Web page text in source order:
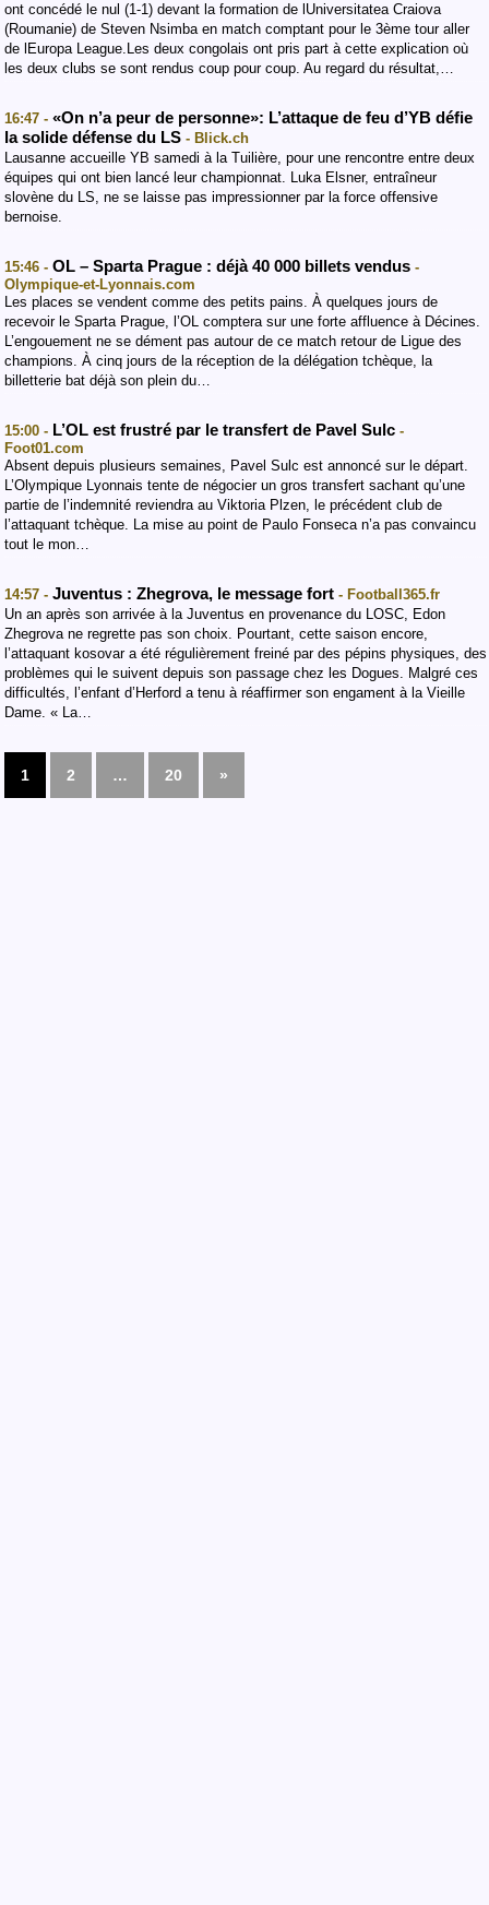
ont concédé le nul (1-1) devant la formation de lUniversitatea Craiova
(Roumanie) de Steven Nsimba en match comptant pour le 3ème tour aller
de lEuropa League.Les deux congolais ont pris part à cette explication où
les deux clubs se sont rendus coup pour coup. Au regard du résultat,…
16:47 - «On n’a peur de personne»: L’attaque de feu d’YB défie
la solide défense du LS - Blick.ch
Lausanne accueille YB samedi à la Tuilière, pour une rencontre entre deux
équipes qui ont bien lancé leur championnat. Luka Elsner, entraîneur
slovène du LS, ne se laisse pas impressionner par la force offensive
bernoise.
15:46 - OL – Sparta Prague : déjà 40 000 billets vendus -
Olympique-et-Lyonnais.com
Les places se vendent comme des petits pains. À quelques jours de
recevoir le Sparta Prague, l’OL comptera sur une forte affluence à Décines.
L’engouement ne se dément pas autour de ce match retour de Ligue des
champions. À cinq jours de la réception de la délégation tchèque, la
billetterie bat déjà son plein du…
15:00 - L’OL est frustré par le transfert de Pavel Sulc -
Foot01.com
Absent depuis plusieurs semaines, Pavel Sulc est annoncé sur le départ.
L’Olympique Lyonnais tente de négocier un gros transfert sachant qu’une
partie de l’indemnité reviendra au Viktoria Plzen, le précédent club de
l’attaquant tchèque. La mise au point de Paulo Fonseca n’a pas convaincu
tout le mon…
14:57 - Juventus : Zhegrova, le message fort - Football365.fr
Un an après son arrivée à la Juventus en provenance du LOSC, Edon
Zhegrova ne regrette pas son choix. Pourtant, cette saison encore,
l’attaquant kosovar a été régulièrement freiné par des pépins physiques, des
problèmes qui le suivent depuis son passage chez les Dogues. Malgré ces
difficultés, l’enfant d’Herford a tenu à réaffirmer son engament à la Vieille
Dame. « La…
1 2 … 20 »